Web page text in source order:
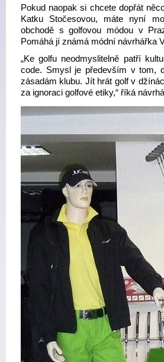
Pokud naopak si chcete dopřát
Katku Stočesovou, máte nyní
obchodě s golfovou módou v
Pomáhá jí známá módní návrhářka
„Ke golfu neodmyslitelně patří
code. Smysl je především v tom,
zásadám klubu. Jít hrát golf v
za ignoraci golfové etiky,“ říká